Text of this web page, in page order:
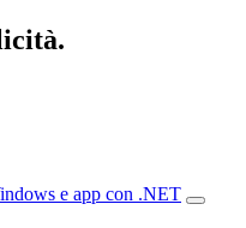
e app con .NET